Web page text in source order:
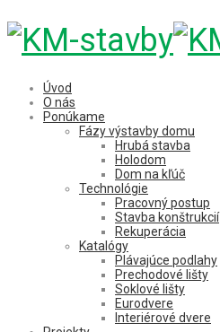
Úvod
O nás
Ponúkame
Fázy výstavby domu
Hrubá stavba
Holodom
Dom na kľúč
Technológie
Pracovný postup
Stavba konštrukcií
Rekuperácia
Katalógy
Plávajúce podlahy
Prechodové lišty
Soklové lišty
Eurodvere
Interiérové dvere